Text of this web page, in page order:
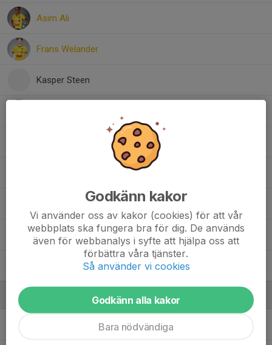
Asim Ali
Frans Welander
Kasper Steen
Noel Andersson
Oliver Pettersson
Theo Olausson
Ledare
Johan JohanssonHuvudansvarig tränare
Godkänn kakor
Vi använder oss av kakor (cookies) för att vår
webbplats ska fungera bra för dig. De används
även för webbanalys i syfte att hjälpa oss att
förbättra våra tjänster.
Så använder vi cookies
Godkänn alla kakor
Bara nödvändiga